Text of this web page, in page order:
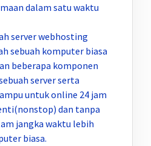
dalam satu waktu
server webhosting
sebuah komputer biasa
beberapa komponen
server serta
untuk online 24 jam
dan tanpa
jangka waktu lebih
biasa.